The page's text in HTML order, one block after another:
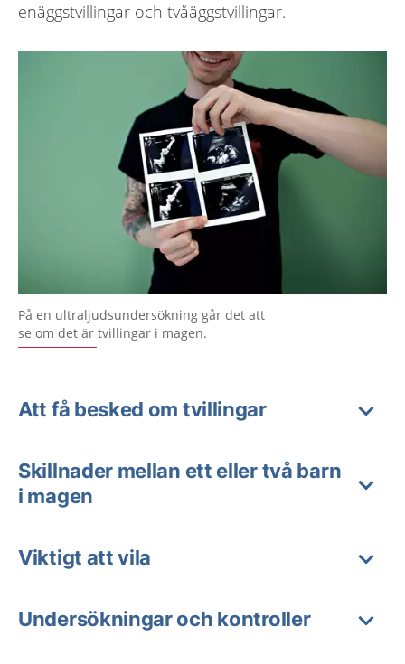
enäggstvillingar och tvåäggstvillingar.
På en ultraljudsundersökning går det att
se om det är tvillingar i magen.
Att få besked om tvillingar
Skillnader mellan ett eller två barn
i magen
Viktigt att vila
Undersökningar och kontroller